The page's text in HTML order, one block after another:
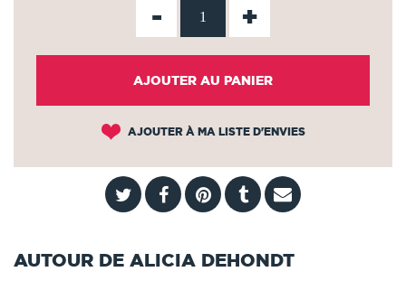
- +
AJOUTER AU PANIER
AJOUTER À MA LISTE D'ENVIES
AUTOUR DE ALICIA DEHONDT